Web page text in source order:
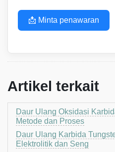
📩 Minta penawaran
Artikel terkait
Daur Ulang Oksidasi
Metode dan Proses
Daur Ulang Karbida
Elektrolitik dan Seng